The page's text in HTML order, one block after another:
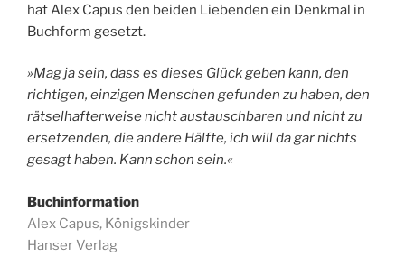
hat Alex Capus den beiden Liebenden ein Denkmal in
Buchform gesetzt.
»Mag ja sein, dass es dieses Glück geben kann, den
richtigen, einzigen Menschen gefunden zu haben, den
rätselhafterweise nicht austauschbaren und nicht zu
ersetzenden, die andere Hälfte, ich will da gar nichts
gesagt haben. Kann schon sein.«
Buchinformation
Alex Capus, Königskinder
Hanser Verlag